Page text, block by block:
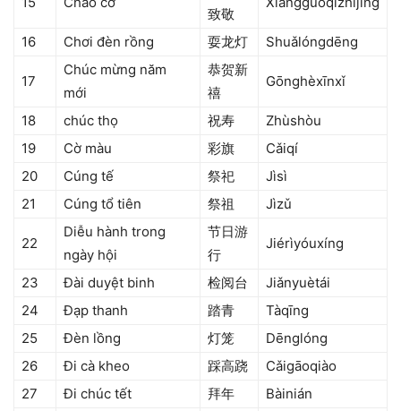
致敬
16 Chơi đèn rồng 耍龙灯 Shuǎlóngdēng
17
Chúc mừng năm
mới
恭贺新
禧
Gōnghèxīnxǐ
18 chúc thọ 祝寿
Zhùshòu
19
Cờ màu 彩旗
Cǎiqí
20
Cúng tế 祭祀
Jìsì
21
Cúng tổ tiên 祭祖 Jìzǔ
22
Diễu hành trong
ngày hội
节日游
行
Jiérìyóuxíng
23 Đài duyệt binh 检阅台
Jiǎnyuètái
24
Đạp thanh 踏青
Tàqīng
25
Đèn lồng 灯笼
Dēnglóng
26
Đi cà kheo 踩高跷
Cǎigāoqiào
27
Đi chúc tết 拜年
Bàinián